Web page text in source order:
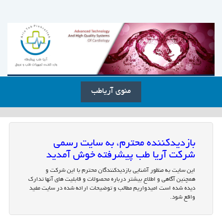
منوی آریاطب
بازدیدکننده محترم، به سایت رسمی
شرکت آریا طب پیشرفته خوش آمدید
این سایت به منظور آشنایی بازدیدکنندگان محترم با این شرکت و
همچنین آگاهی و اطلاع بیشتر درباره محصولات و قابلیت های آنها تدارک
دیده شده است امیدواریم مطالب و توضیحات ارائه شده در سایت مفید
واقع شود.